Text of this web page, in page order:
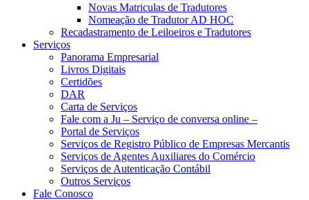
Novas Matriculas de Tradutores
Nomeação de Tradutor AD HOC
Recadastramento de Leiloeiros e Tradutores
Serviços
Panorama Empresarial
Livros Digitais
Certidões
DAR
Carta de Serviços
Fale com a Ju – Serviço de conversa online –
Portal de Serviços
Serviços de Registro Público de Empresas Mercantis
Serviços de Agentes Auxiliares do Comércio
Serviços de Autenticação Contábil
Outros Serviços
Fale Conosco